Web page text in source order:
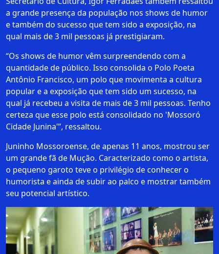
a grande presença da população nos shows de humor
e também do sucesso que tem sido a exposição, na
qual mais de 3 mil pessoas já prestigiaram.
“Os shows de humor vêm surpreendendo com a
quantidade de público. Isso consolida o Polo Poeta
Antônio Francisco, um polo que movimenta a cultura
popular e a exposição que tem sido um sucesso, na
qual já recebeu a visita de mais de 3 mil pessoas. Tenho
certeza que esse polo está consolidado no 'Mossoró
Cidade Junina'”, ressaltou.
Juninho Mossoroense, de apenas 11 anos, mostrou ser
um grande fã de Mução. Caracterizado como o artista,
o pequeno garoto teve o privilégio de conhecer o
humorista e ainda de subir ao palco e mostrar também
seu potencial artístico.